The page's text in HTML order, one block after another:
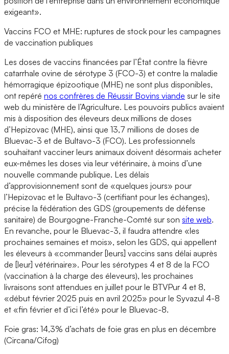
exigeant».
Vaccins FCO et MHE: ruptures de stock pour les campagnes
de vaccination publiques
Les doses de vaccins financées par l’État contre la fièvre
catarrhale ovine de sérotype 3 (FCO-3) et contre la maladie
hémorragique épizootique (MHE) ne sont plus disponibles,
ont repéré nos confrères de Réussir Bovins viande sur le site
web du ministère de l’Agriculture. Les pouvoirs publics avaient
mis à disposition des éleveurs deux millions de doses
d’Hepizovac (MHE), ainsi que 13,7 millions de doses de
Bluevac-3 et de Bultavo-3 (FCO). Les professionnels
souhaitant vacciner leurs animaux doivent désormais acheter
eux-mêmes les doses via leur vétérinaire, à moins d’une
nouvelle commande publique. Les délais
d’approvisionnement sont de «quelques jours» pour
l’Hepizovac et le Bultavo-3 (certifiant pour les échanges),
précise la fédération des GDS (groupements de défense
sanitaire) de Bourgogne-Franche-Comté sur son site web.
En revanche, pour le Bluevac-3, il faudra attendre «les
prochaines semaines et mois», selon les GDS, qui appellent
les éleveurs à «commander [leurs] vaccins sans délai auprès
de [leur] vétérinaire». Pour les sérotypes 4 et 8 de la FCO
(vaccination à la charge des éleveurs), les prochaines
livraisons sont attendues en juillet pour le BTVPur 4 et 8,
«début février 2025 puis en avril 2025» pour le Syvazul 4-8
et «fin février et d’ici l’été» pour le Bluevac-8.
Foie gras: 14,3% d’achats de foie gras en plus en décembre
(Circana/Cifog)